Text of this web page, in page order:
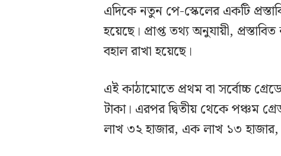
এদিকে নতুন পে-স্কেলের একটি
হয়েছে। প্রাপ্ত তথ্য অনুযায়ী,
বহাল রাখা হয়েছে।
এই কাঠামোতে প্রথম বা সর্বোচ্চ
টাকা। এরপর দ্বিতীয় থেকে পঞ্চম
লাখ ৩২ হাজার, এক লাখ ১৩